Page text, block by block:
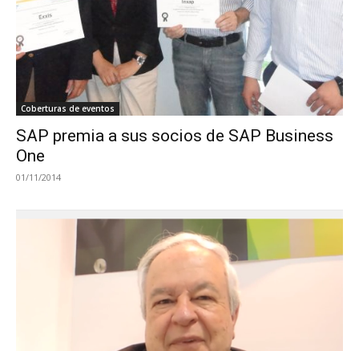
Coberturas de eventos
SAP premia a sus socios de SAP Business
One
01/11/2014